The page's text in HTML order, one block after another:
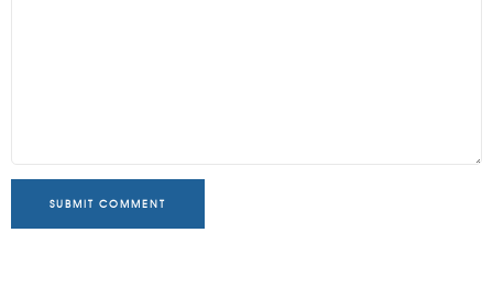
SUBMIT COMMENT